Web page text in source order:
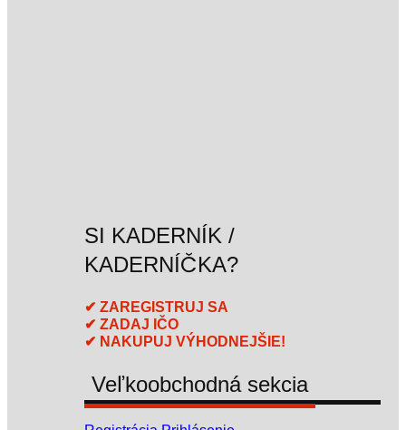
SI KADERNÍK /
KADERNÍČKA?
✔ ZAREGISTRUJ SA
✔ ZADAJ IČO
✔ NAKUPUJ VÝHODNEJŠIE!
Veľkoobchodná sekcia